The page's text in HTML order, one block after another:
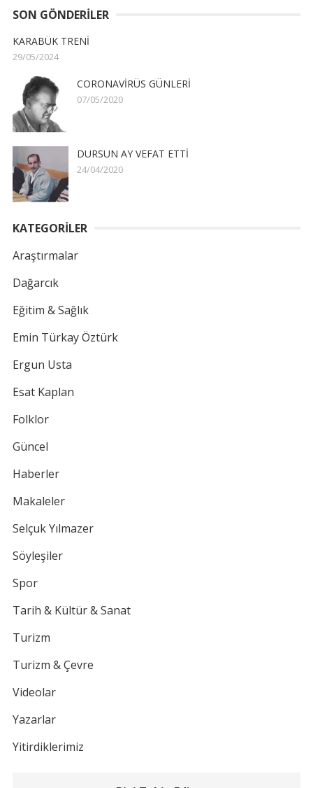
SON GÖNDERILER
KARABÜK TRENİ
29/05/2024
CORONAVİRÜS GÜNLERİ
07/05/2020
DURSUN AY VEFAT ETTİ
24/04/2020
KATEGORİLER
Araştırmalar
Dağarcık
Eğitim & Sağlık
Emin Türkay Öztürk
Ergun Usta
Esat Kaplan
Folklor
Güncel
Haberler
Makaleler
Selçuk Yılmazer
Söyleşiler
Spor
Tarih & Kültür & Sanat
Turizm
Turizm & Çevre
Videolar
Yazarlar
Yitirdiklerimiz